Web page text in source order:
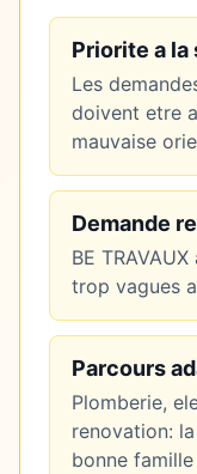
Priorite a
Les
doivent etre
mauvaise
Demande
BE
trop vagues
Parcours
Plomberie,
renovation:
bonne